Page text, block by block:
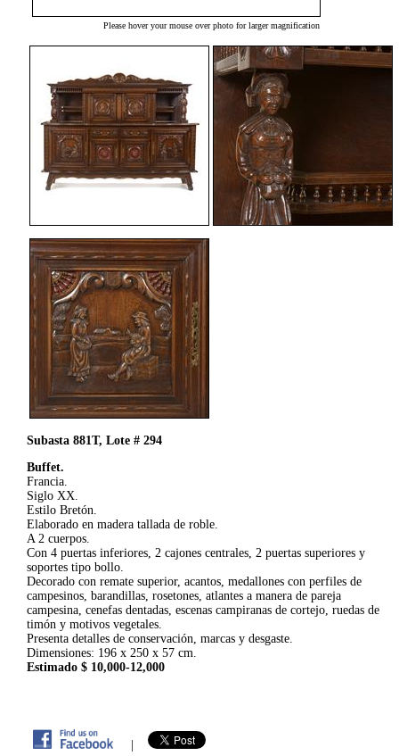
Please hover your mouse over photo for larger magnification
Subasta 881T, Lote # 294
Buffet.
Francia.
Siglo XX.
Estilo Bretón.
Elaborado en madera tallada de roble.
A 2 cuerpos.
Con 4 puertas inferiores, 2 cajones centrales, 2 puertas superiores y
soportes tipo bollo.
Decorado con remate superior, acantos, medallones con perfiles de
campesinos, barandillas, rosetones, atlantes a manera de pareja
campesina, cenefas dentadas, escenas campiranas de cortejo, ruedas de
timón y motivos vegetales.
Presenta detalles de conservación, marcas y desgaste.
Dimensiones: 196 x 250 x 57 cm.
Estimado $ 10,000-12,000
|